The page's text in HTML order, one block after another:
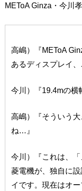
METoA Ginza・今川
高嶋）『METoA
あるディスプレイ
今川）『19.4mの横
高嶋）『そういう
ね…』
今川）『これは、
菱電機が、独自に
イです。現在はオ